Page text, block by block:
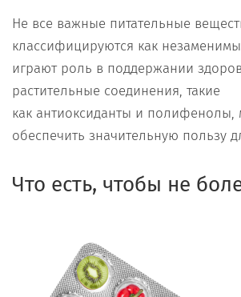
Не все важные питательные
классифицируются как
играют роль в поддержании
растительные соединения, такие
как антиоксиданты и полифенолы,
обеспечить значительную пользу
Что есть, чтобы не